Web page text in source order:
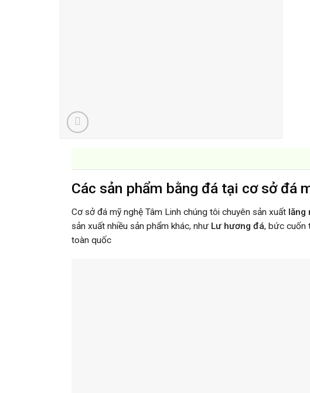
Các sản phẩm bằng đá tại cơ sở đá
Cơ sở đá mỹ nghệ Tâm Linh chúng tôi chuyên sản xuất lăng
sản xuất nhiều sản phẩm khác, như Lư hương đá, bức cuốn
toàn quốc